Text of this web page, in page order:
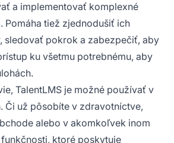
a implementovať komplexné
Pomáha tiež zjednodušiť ich
sledovať pokrok a zabezpečiť, aby
ku všetmu potrebnému, aby
TalentLMS je možné používať v
Či už pôsobíte v zdravotníctve,
alebo v akomkoľvek inom
ktoré poskytuje